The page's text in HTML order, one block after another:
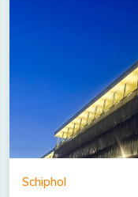
Schiphol